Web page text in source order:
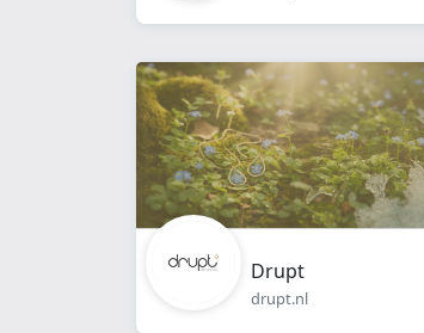
Drupt
drupt.nl